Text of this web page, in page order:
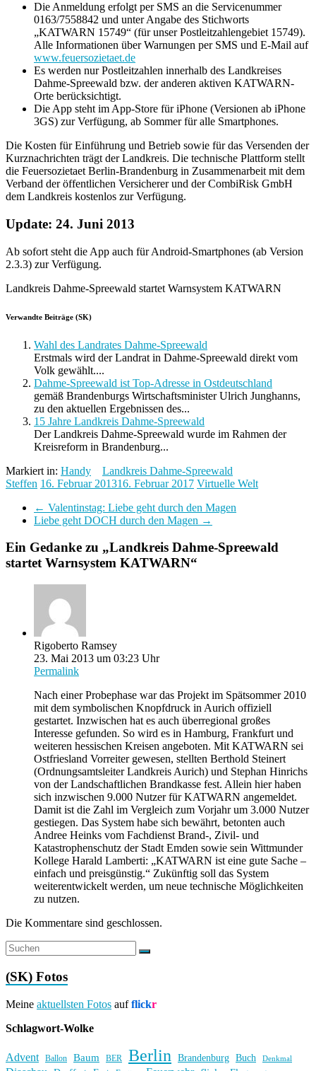
Die Anmeldung erfolgt per SMS an die Servicenummer
0163/7558842 und unter Angabe des Stichworts
„KATWARN 15749“ (für unser Postleitzahlengebiet 15749).
Alle Informationen über Warnungen per SMS und E-Mail auf
www.feuersozietaet.de
Es werden nur Postleitzahlen innerhalb des Landkreises
Dahme-Spreewald bzw. der anderen aktiven KATWARN-
Orte berücksichtigt.
Die App steht im App-Store für iPhone (Versionen ab iPhone
3GS) zur Verfügung, ab Sommer für alle Smartphones.
Die Kosten für Einführung und Betrieb sowie für das Versenden der
Kurznachrichten trägt der Landkreis. Die technische Plattform stellt
die Feuersozietaet Berlin-Brandenburg in Zusammenarbeit mit dem
Verband der öffentlichen Versicherer und der CombiRisk GmbH
dem Landkreis kostenlos zur Verfügung.
Update: 24. Juni 2013
Ab sofort steht die App auch für Android-Smartphones (ab Version
2.3.3) zur Verfügung.
Landkreis Dahme-Spreewald startet Warnsystem KATWARN
Verwandte Beiträge (SK)
Wahl des Landrates Dahme-Spreewald
Erstmals wird der Landrat in Dahme-Spreewald direkt vom
Volk gewählt....
Dahme-Spreewald ist Top-Adresse in Ostdeutschland
gemäß Brandenburgs Wirtschaftsminister Ulrich Junghanns,
zu den aktuellen Ergebnissen des...
15 Jahre Landkreis Dahme-Spreewald
Der Landkreis Dahme-Spreewald wurde im Rahmen der
Kreisreform in Brandenburg...
Markiert in: Handy
Landkreis Dahme-Spreewald
Steffen 16. Februar 201316. Februar 2017 Virtuelle Welt
← Valentinstag: Liebe geht durch den Magen
Liebe geht DOCH durch den Magen →
Ein Gedanke zu „Landkreis Dahme-Spreewald
startet Warnsystem KATWARN“
Rigoberto Ramsey
23. Mai 2013 um 03:23 Uhr
Permalink
Nach einer Probephase war das Projekt im Spätsommer 2010
mit dem symbolischen Knopfdruck in Aurich offiziell
gestartet. Inzwischen hat es auch überregional großes
Interesse gefunden. So wird es in Hamburg, Frankfurt und
weiteren hessischen Kreisen angeboten. Mit KATWARN sei
Ostfriesland Vorreiter gewesen, stellten Berthold Steinert
(Ordnungsamtsleiter Landkreis Aurich) und Stephan Hinrichs
von der Landschaftlichen Brandkasse fest. Allein hier haben
sich inzwischen 9.000 Nutzer für KATWARN angemeldet.
Damit ist die Zahl im Vergleich zum Vorjahr um 3.000 Nutzer
gestiegen. Das System habe sich bewährt, betonten auch
Andree Heinks vom Fachdienst Brand-, Zivil- und
Katastrophenschutz der Stadt Emden sowie sein Wittmunder
Kollege Harald Lamberti: „KATWARN ist eine gute Sache –
einfach und preisgünstig.“ Zukünftig soll das System
weiterentwickelt werden, um neue technische Möglichkeiten
zu nutzen.
Die Kommentare sind geschlossen.
(SK) Fotos
Meine aktuellsten Fotos aufflickr
Schlagwort-Wolke
Advent Ballon Baum BER Berlin Brandenburg Buch Denkmal